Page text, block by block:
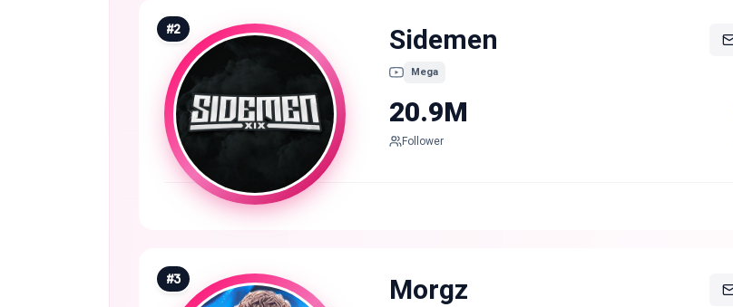
#2 Sidemen
Mega
20.9M
Follower
#3 Morgz